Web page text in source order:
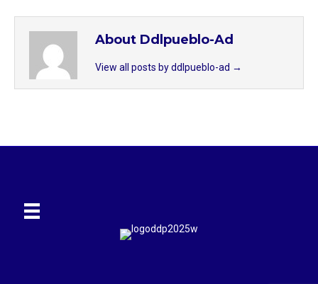
About Ddlpueblo-Ad
View all posts by ddlpueblo-ad →